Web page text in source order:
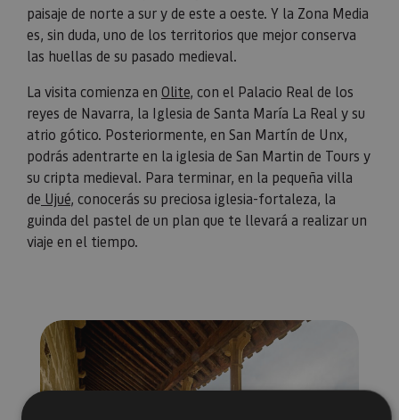
paisaje de norte a sur y de este a oeste. Y la Zona Media
es, sin duda, uno de los territorios que mejor conserva
las huellas de su pasado medieval.
La visita comienza en Olite, con el Palacio Real de los
reyes de Navarra, la Iglesia de Santa María La Real y su
atrio gótico. Posteriormente, en San Martín de Unx,
podrás adentrarte en la iglesia de San Martin de Tours y
su cripta medieval. Para terminar, en la pequeña villa
de Ujué, conocerás su preciosa iglesia-fortaleza, la
guinda del pastel de un plan que te llevará a realizar un
viaje en el tiempo.